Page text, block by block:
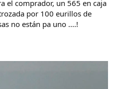
el comprador, un 565 en caja
por 100 eurillos de
no están pa uno ....!